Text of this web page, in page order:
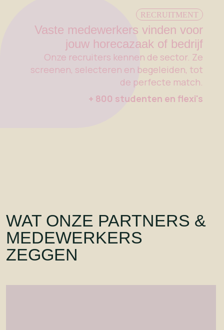
RECRUITMENT
Vaste medewerkers vinden voor
jouw horecazaak of bedrijf
Onze recruiters kennen de sector. Ze
screenen, selecteren en begeleiden, tot
de perfecte match.
+ 800 studenten en flexi's
WAT ONZE PARTNERS &
MEDEWERKERS
ZEGGEN